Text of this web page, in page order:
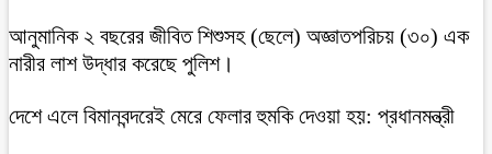
আনুমানিক ২ বছরের জীবিত শিশুসহ (ছেলে) অজ্ঞাতপরিচয় (৩০) এক
নারীর লাশ উদ্ধার করেছে পুলিশ।
দেশে এলে বিমানবন্দরেই মেরে ফেলার হুমকি দেওয়া হয়: প্রধানমন্ত্রী